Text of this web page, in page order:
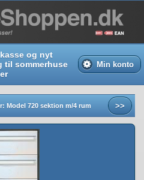
og nyt
til sommerhuse
Min konto
Model 720 sektion m/4 rum >>